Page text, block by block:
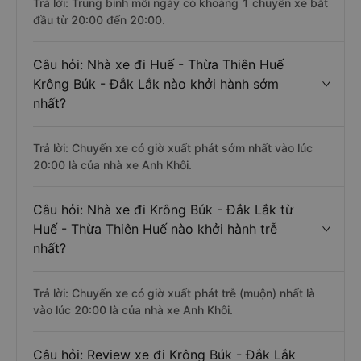
Trả lời: Trung bình mỗi ngày có khoảng 1 chuyến xe bắt
đầu từ 20:00 đến 20:00.
Câu hỏi: Nhà xe đi Huế - Thừa Thiên Huế
Krông Búk - Đắk Lắk nào khởi hành sớm
nhất?
Trả lời: Chuyến xe có giờ xuất phát sớm nhất vào lúc
20:00 là của nhà xe Anh Khôi.
Câu hỏi: Nhà xe đi Krông Búk - Đắk Lắk từ
Huế - Thừa Thiên Huế nào khởi hành trễ
nhất?
Trả lời: Chuyến xe có giờ xuất phát trễ (muộn) nhất là
vào lúc 20:00 là của nhà xe Anh Khôi.
Câu hỏi: Review xe đi Krông Búk - Đắk Lắk